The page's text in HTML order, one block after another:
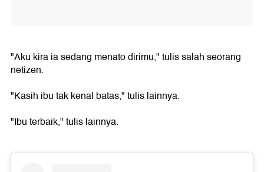
"Aku kira ia sedang menato dirimu," tulis salah seorang
netizen.
"Kasih ibu tak kenal batas," tulis lainnya.
"Ibu terbaik," tulis lainnya.